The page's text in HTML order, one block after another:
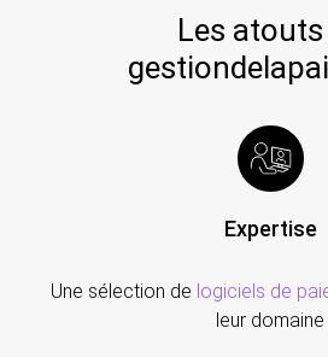
Les atouts
Expertise
Une sélection de logiciels de
leur domaine